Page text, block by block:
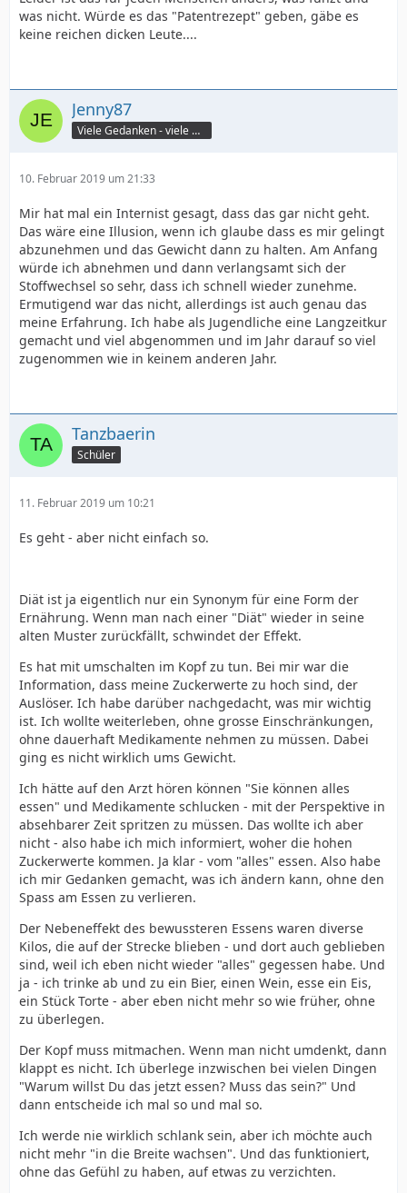
was nicht. Würde es das "Patentrezept" geben, gäbe es
keine reichen dicken Leute....
Jenny87
Viele Gedanken - viele Worte
10. Februar 2019 um 21:33
Mir hat mal ein Internist gesagt, dass das gar nicht geht.
Das wäre eine Illusion, wenn ich glaube dass es mir gelingt
abzunehmen und das Gewicht dann zu halten. Am Anfang
würde ich abnehmen und dann verlangsamt sich der
Stoffwechsel so sehr, dass ich schnell wieder zunehme.
Ermutigend war das nicht, allerdings ist auch genau das
meine Erfahrung. Ich habe als Jugendliche eine Langzeitkur
gemacht und viel abgenommen und im Jahr darauf so viel
zugenommen wie in keinem anderen Jahr.
Tanzbaerin
Schüler
11. Februar 2019 um 10:21
Es geht - aber nicht einfach so.
Diät ist ja eigentlich nur ein Synonym für eine Form der
Ernährung. Wenn man nach einer "Diät" wieder in seine
alten Muster zurückfällt, schwindet der Effekt.
Es hat mit umschalten im Kopf zu tun. Bei mir war die
Information, dass meine Zuckerwerte zu hoch sind, der
Auslöser. Ich habe darüber nachgedacht, was mir wichtig
ist. Ich wollte weiterleben, ohne grosse Einschränkungen,
ohne dauerhaft Medikamente nehmen zu müssen. Dabei
ging es nicht wirklich ums Gewicht.
Ich hätte auf den Arzt hören können "Sie können alles
essen" und Medikamente schlucken - mit der Perspektive in
absehbarer Zeit spritzen zu müssen. Das wollte ich aber
nicht - also habe ich mich informiert, woher die hohen
Zuckerwerte kommen. Ja klar - vom "alles" essen. Also habe
ich mir Gedanken gemacht, was ich ändern kann, ohne den
Spass am Essen zu verlieren.
Der Nebeneffekt des bewussteren Essens waren diverse
Kilos, die auf der Strecke blieben - und dort auch geblieben
sind, weil ich eben nicht wieder "alles" gegessen habe. Und
ja - ich trinke ab und zu ein Bier, einen Wein, esse ein Eis,
ein Stück Torte - aber eben nicht mehr so wie früher, ohne
zu überlegen.
Der Kopf muss mitmachen. Wenn man nicht umdenkt, dann
klappt es nicht. Ich überlege inzwischen bei vielen Dingen
"Warum willst Du das jetzt essen? Muss das sein?" Und
dann entscheide ich mal so und mal so.
Ich werde nie wirklich schlank sein, aber ich möchte auch
nicht mehr "in die Breite wachsen". Und das funktioniert,
ohne das Gefühl zu haben, auf etwas zu verzichten.